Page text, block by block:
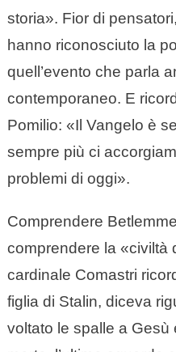
storia». Fior di
hanno riconosciuto la
quell’evento che parla
contemporaneo. E
Pomilio: «Il Vangelo è
sempre più ci
problemi di oggi».
Comprendere
comprendere la «civiltà
cardinale Comastri
figlia di Stalin, diceva
voltato le spalle a Gesù